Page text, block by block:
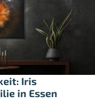
Iris
in Essen